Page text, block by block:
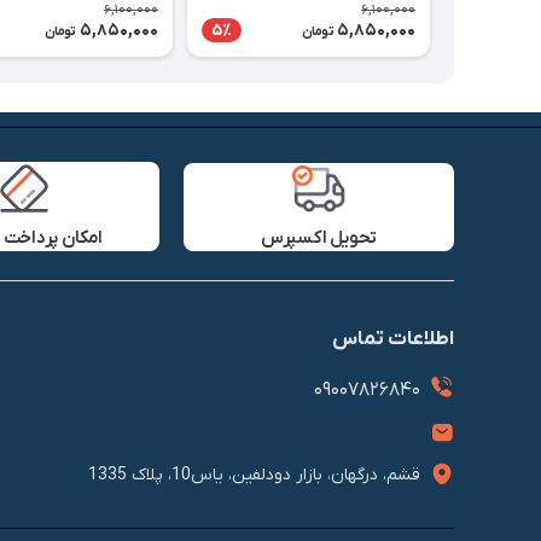
6,100,000
5,850,000 تومان 5٪
6,100,000
5,850,000 تومان
تحویل اکسپرس امکان
اطلاعات تماس
09007826840
قشم، درگهان، بازار دودلفین، یاس10، پلاک 1335